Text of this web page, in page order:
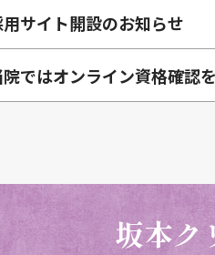
用サイト開設のお知らせ
院ではオンライン資格確認を
坂本ク